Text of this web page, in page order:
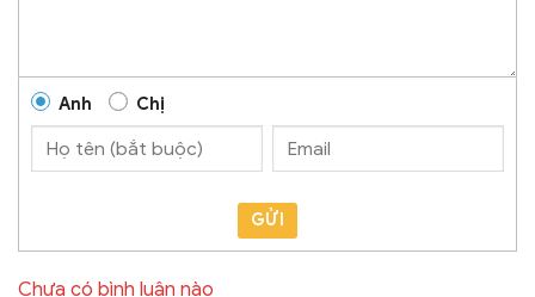
Anh Chị
GỬI
Chưa có bình luận nào